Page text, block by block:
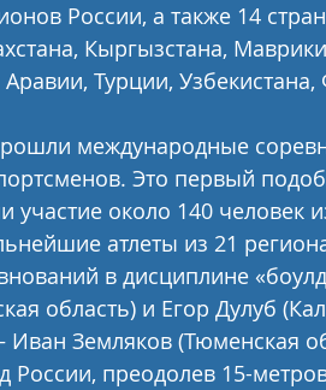
России, а также 14
Кыргызстана,
Турции,
международные
Это первый
участие около 140 человек
атлеты из 21
в дисциплине
область) и Егор Дулуб
Иван Земляков (Тюменская
России, преодолев 15-